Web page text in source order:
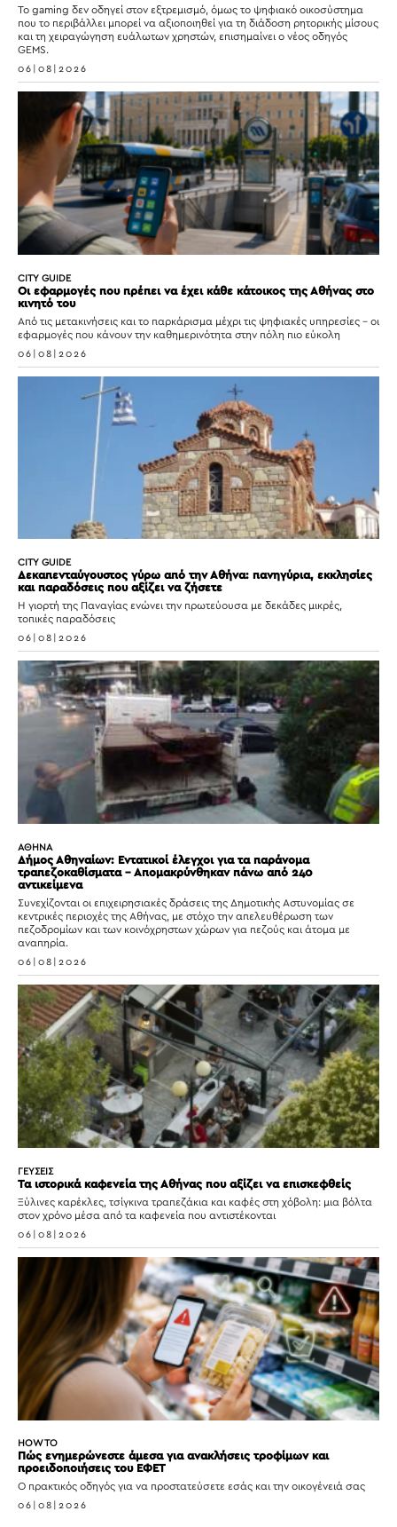
Το gaming δεν οδηγεί στον εξτρεμισμό, όμως το ψηφιακό οικοσύστημα
που το περιβάλλει μπορεί να αξιοποιηθεί για τη διάδοση ρητορικής μίσους
και τη χειραγώγηση ευάλωτων χρηστών, επισημαίνει ο νέος οδηγός
GEMS.
06|08|2026
CITY GUIDE
Οι εφαρμογές που πρέπει να έχει κάθε κάτοικος της Αθήνας στο
κινητό του
Από τις μετακινήσεις και το παρκάρισμα μέχρι τις ψηφιακές υπηρεσίες – οι
εφαρμογές που κάνουν την καθημερινότητα στην πόλη πιο εύκολη
06|08|2026
CITY GUIDE
Δεκαπενταύγουστος γύρω από την Αθήνα: πανηγύρια, εκκλησίες
και παραδόσεις που αξίζει να ζήσετε
Η γιορτή της Παναγίας ενώνει την πρωτεύουσα με δεκάδες μικρές,
τοπικές παραδόσεις
06|08|2026
ΑΘΗΝΑ
Δήμος Αθηναίων: Εντατικοί έλεγχοι για τα παράνομα
τραπεζοκαθίσματα – Απομακρύνθηκαν πάνω από 240
αντικείμενα
Συνεχίζονται οι επιχειρησιακές δράσεις της Δημοτικής Αστυνομίας σε
κεντρικές περιοχές της Αθήνας, με στόχο την απελευθέρωση των
πεζοδρομίων και των κοινόχρηστων χώρων για πεζούς και άτομα με
αναπηρία.
06|08|2026
ΓΕΥΣΕΙΣ
Τα ιστορικά καφενεία της Αθήνας που αξίζει να επισκεφθείς
Ξύλινες καρέκλες, τσίγκινα τραπεζάκια και καφές στη χόβολη: μια βόλτα
στον χρόνο μέσα από τα καφενεία που αντιστέκονται
06|08|2026
HOW TO
Πώς ενημερώνεστε άμεσα για ανακλήσεις τροφίμων και
προειδοποιήσεις του ΕΦΕΤ
Ο πρακτικός οδηγός για να προστατεύσετε εσάς και την οικογένειά σας
06|08|2026